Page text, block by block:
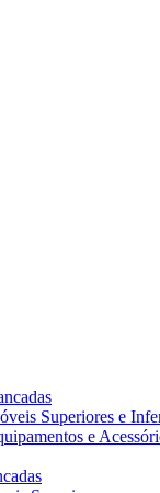
Superiores e
e